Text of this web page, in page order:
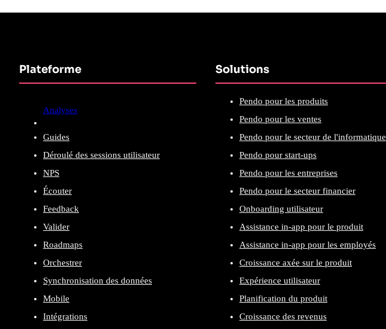
Plateforme
Analyses
Guides
Déroulé des sessions utilisateur
NPS
Écouter
Feedback
Valider
Roadmaps
Orchestrer
Synchronisation des données
Mobile
Intégrations
Solutions
Pendo pour les produits
Pendo pour les ventes
Pendo pour le secteur de l'informatique
Pendo pour start-ups
Pendo pour les entreprises
Pendo pour le secteur financier
Onboarding utilisateur
Assistance in-app pour le produit
Assistance in-app pour les employés
Croissance axée sur le produit
Expérience utilisateur
Planification du produit
Croissance des revenus